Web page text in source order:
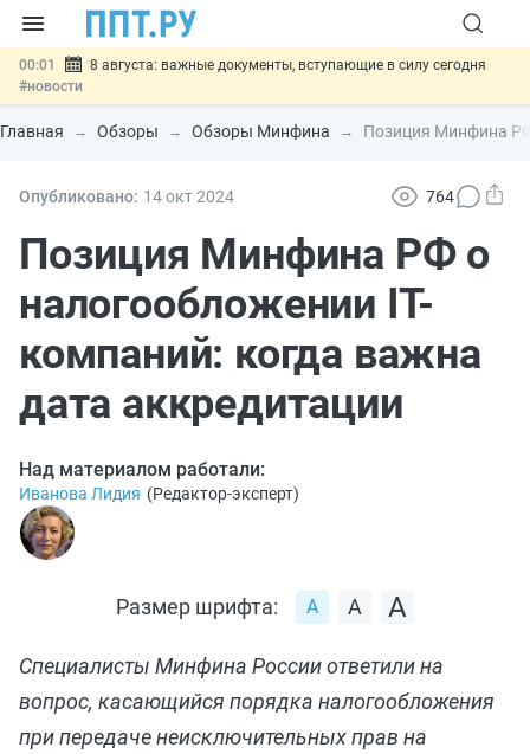
00:01
8 августа: важные документы, вступающие в силу сегодня
#новости
07.08 Подписан закон о блокировке продажи опасных товаров через
«Честный знак»#новости
07.08 Госпошлину за устранение ошибок в документах предлагают
07.08
Разработают единые критерии трудовых и ГПХ-
отношений #новости
Главная Обзоры Обзоры Минфина Позиция Минфина
Опубликовано: 14 окт2024 764
Позиция Минфина РФ о
налогообложении IT-
компаний: когда важна
дата аккредитации
Над материалом работали:
Иванова Лидия (Редактор-эксперт)
Размер шрифта:
Специалисты Минфина России ответили на
вопрос, касающийся порядка налогообложения
при передаче неисключительных прав на